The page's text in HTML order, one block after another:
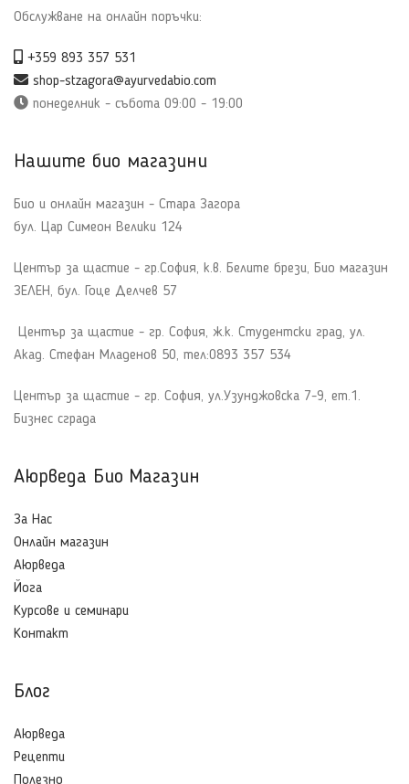
Обслужване на онлайн поръчки:
+359 893 357 531
shop-stzagora@ayurvedabio.com
понеделник - събота 09:00 - 19:00
Нашите био магазини
Био и онлайн магазин - Стара Загора
бул. Цар Симеон Велики 124
Център за щастие - гр.София, к.в. Белите брези, Био магазин
ЗЕЛЕН, бул. Гоце Делчев 57
Център за щастие - гр. София, ж.к. Студентски град, ул.
Акад. Стефан Младенов 50, тел:0893 357 534
Център за щастие - гр. София, ул.Узунджовска 7-9, ет.1.
Бизнес сграда
Аюрведа Био Магазин
За Нас
Онлайн магазин
Аюрведа
Йога
Курсове и семинари
Контакт
Блог
Aюрведа
Рецепти
Полезно